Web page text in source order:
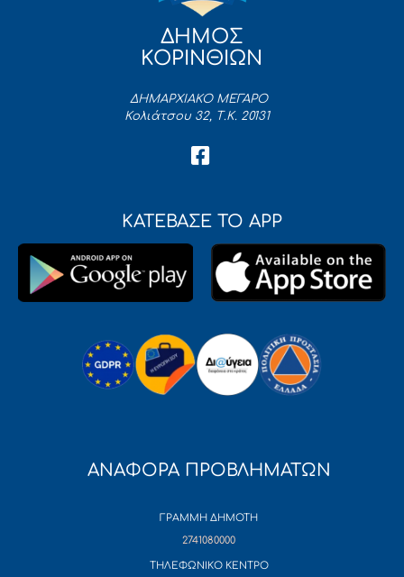
ΔΗΜΟΣ
ΚΟΡΙΝΘΙΩΝ
ΔΗΜΑΡΧΙΑΚΟ ΜΕΓΑΡΟ
Κολιάτσου 32, Τ.Κ. 20131
ΚΑΤΕΒΑΣΕ ΤΟ APP
ΑΝΑΦΟΡΑ ΠΡΟΒΛΗΜΑΤΩΝ
ΓΡΑΜΜΗ ΔΗΜΟΤΗ
2741080000
ΤΗΛΕΦΩΝΙΚΟ ΚΕΝΤΡΟ